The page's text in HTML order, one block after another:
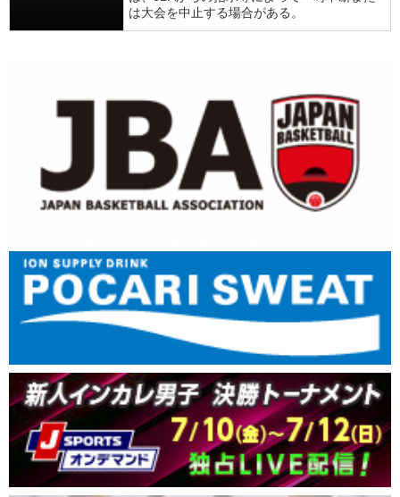
は大会を中止する場合がある。